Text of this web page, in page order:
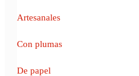
Artesanales
Con plumas
De papel